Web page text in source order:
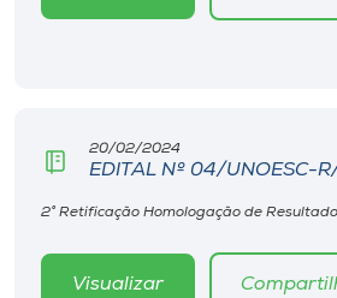
20/02/2024
EDITAL Nº 04/UNOESC-
2° Retificação Homologação de Resultado
Visualizar